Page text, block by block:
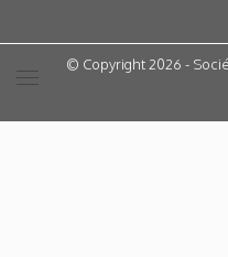
© Copyright 2026 -